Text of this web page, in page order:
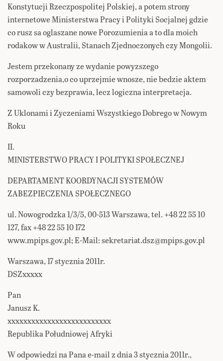
Konstytucji Rzeczpospolitej Polskiej, a potem strony
internetowe Ministerstwa Pracy i Polityki Socjalnej gdzie
co rusz sa oglaszane nowe Porozumienia a to dla moich
rodakow w Australii, Stanach Zjednoczonych czy Mongolii.
Jestem przekonany ze wydanie powyzszego
rozporzadzenia,o co uprzejmie wnosze, nie bedzie aktem
samowoli czy bezprawia, lecz logiczna interpretacja.
Z Uklonami i Zyczeniami Wszystkiego Dobrego w Nowym
Roku
II.
MINISTERSTWO PRACY I POLITYKI SPOŁECZNEJ
DEPARTAMENT KOORDYNACJI SYSTEMÓW
ZABEZPIECZENIA SPOŁECZNEGO
ul. Nowogrodzka 1/3/5, 00-513 Warszawa, tel. +48 22 55 10
127, fax +48 22 55 10 172
www.mpips.gov.pl; E-Mail: sekretariat.dsz@mpips.gov.pl
Warszawa, 17 stycznia 2011r.
DSZxxxxx
Pan
Janusz K.
xxxxxxxxxxxxxxxxxxxxxxxxxx
Republika Południowej Afryki
W odpowiedzi na Pana e-mail z dnia 3 stycznia 2011r.,